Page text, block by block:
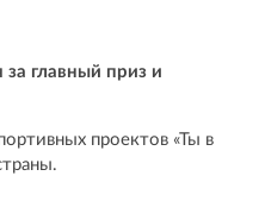
главный приз и
проектов «Ты в